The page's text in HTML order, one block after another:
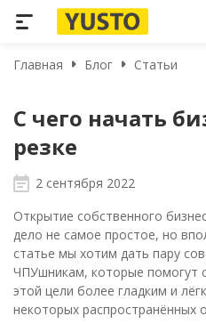
Главная Блог Статьи
С чего начать
резке
2 сентября 2022
Открытие собственного
дело не самое простое, но
статье мы хотим дать пару
ЧПУшникам, которые помогут
этой цели более гладким и
некоторых распространённых